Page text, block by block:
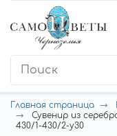
Главная страница
Сувенир из
430/1-430/2-у30